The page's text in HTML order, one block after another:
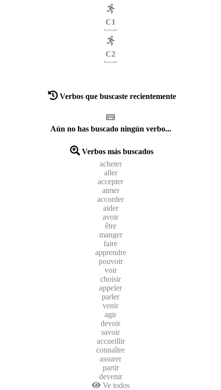
C1
Avanzado
C2
Avanzado
Verbos que buscaste recientemente
Aún no has buscado ningún verbo...
Verbos más buscados
acheter
aller
accepter
aimer
accorder
aider
avoir
être
manger
faire
apprendre
pouvoir
voir
choisir
appeler
parler
venir
agir
devoir
savoir
accueillir
connaître
assurer
partir
devenir
Ve todos